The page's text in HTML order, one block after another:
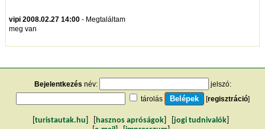
vipi 2008.02.27 14:00- Megtaláltam
meg van
Bejelentkezés név:
jelszó:
tárolás
[regisztráció]
turistautak.hu hasznos apróságok jogi tudnivalók